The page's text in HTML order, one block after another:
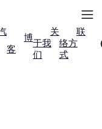
博
客
关
于我
们
联
络方
式